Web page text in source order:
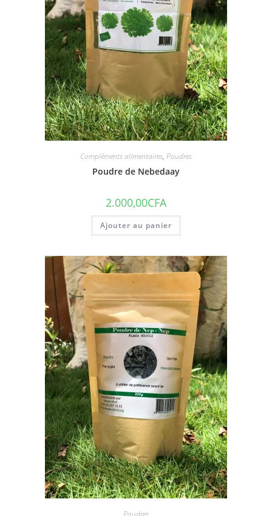
Compléments alimentaires, Poudres
Poudre de Nebedaay
2.000,00CFA
Ajouter au panier
Poudres